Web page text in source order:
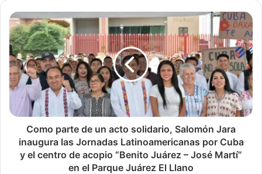
Como parte de un acto solidario, Salomón Jara
inaugura las Jornadas Latinoamericanas por Cuba
y el centro de acopio “Benito Juárez – José Martí”
en el Parque Juárez El Llano